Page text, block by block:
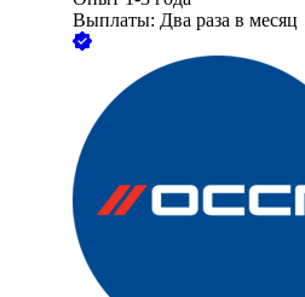
Выплаты: Два раза в месяц